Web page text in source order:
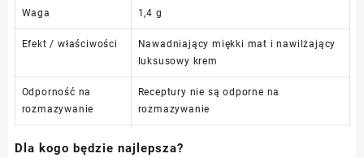
Waga 1,4 g
Efekt / właściwości
Nawadniający miękki mat i nawilżający
luksusowy krem
Odporność na
rozmazywanie
Receptury nie są odporne na
rozmazywanie
Dla kogo będzie najlepsza?